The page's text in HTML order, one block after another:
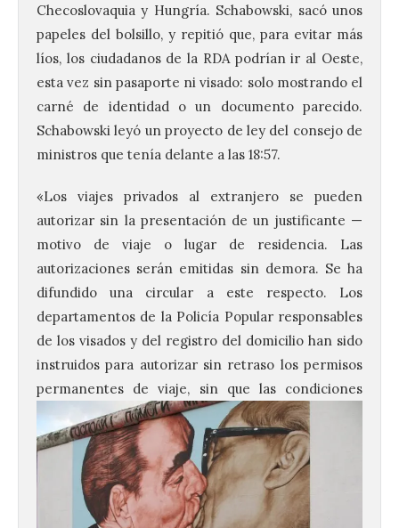
Checoslovaquia y Hungría. Schabowski, sacó unos
papeles del bolsillo, y repitió que, para evitar más
líos, los ciudadanos de la RDA podrían ir al Oeste,
esta vez sin pasaporte ni visado: solo mostrando el
carné de identidad o un documento parecido.
Schabowski leyó un proyecto de ley del consejo de
ministros que tenía delante a las 18:57.
«Los viajes privados al extranjero se pueden
autorizar sin la presentación de un justificante —
motivo de viaje o lugar de residencia. Las
autorizaciones serán emitidas sin demora. Se ha
difundido una circular a este respecto. Los
departamentos de la Policía Popular responsables
de los visados y del registro del domicilio han sido
instruidos para autorizar sin retraso los permisos
permanentes de viaje, sin que las condiciones